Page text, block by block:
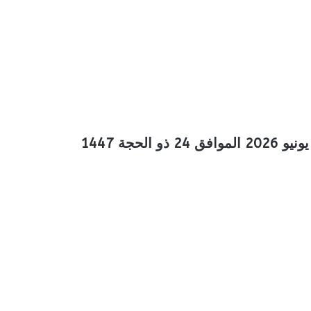
عروض بن داود خميس مشيط الأسبوعية 10 يونيو 2026 الموافق 24 ذو الحجة 1447